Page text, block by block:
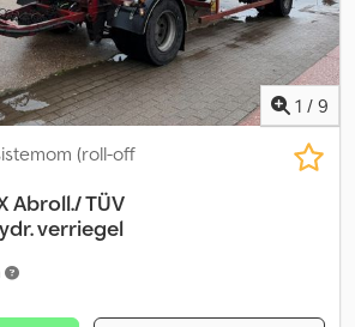
1 / 9
(roll-off
Abroll./ TÜV
verriegel